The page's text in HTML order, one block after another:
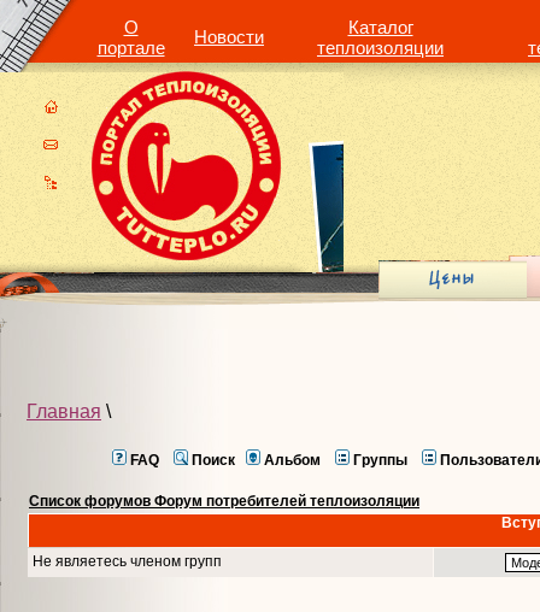
О
портале
Новости
Каталог
теплоизоляции
Главная \
FAQ Поиск Альбом Группы
Список форумов Форум потребителей теплоизоляции
Не являетесь членом групп